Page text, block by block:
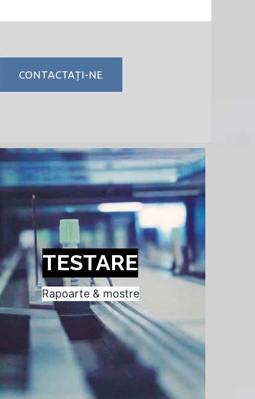
CONTACTAȚI-NE
TESTARE
Rapoarte & mostre